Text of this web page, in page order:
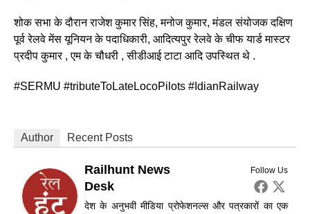
शोक सभा के दौरान राजेश कुमार सिंह, मनोज कुमार, मंडल संयोजक दक्षिण
पूर्व रेलवे मेंस यूनियन के पदाधिकारी, आदित्यपुर रेलवे के चीफ यार्ड मास्टर
प्रदीप कुमार , एम के चौधरी , सीडीआई टाटा आदि उपस्थित थे .
#SERMU #tributeToLateLocoPilots #IdianRailway
Author Recent Posts
Follow Us
Railhunt News
Desk
देश के अनुभवी मीडिया प्रोफेशनल्स और पत्रकारों का एक